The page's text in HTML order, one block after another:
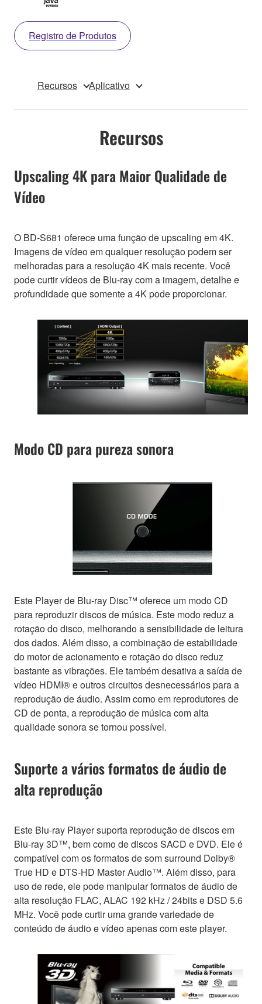
Registro de Produtos
Recursos Aplicativo
Recursos
Upscaling 4K para Maior Qualidade de
Vídeo
O BD-S681 oferece uma função de upscaling em 4K.
Imagens de vídeo em qualquer resolução podem ser
melhoradas para a resolução 4K mais recente. Você
pode curtir vídeos de Blu-ray com a imagem, detalhe e
profundidade que somente a 4K pode proporcionar.
Modo CD para pureza sonora
Este Player de Blu-ray Disc™ oferece um modo CD
para reproduzir discos de música. Este modo reduz a
rotação do disco, melhorando a sensibilidade de leitura
dos dados. Além disso, a combinação de estabilidade
do motor de acionamento e rotação do disco reduz
bastante as vibrações. Ele também desativa a saída de
vídeo HDMI® e outros circuitos desnecessários para a
reprodução de áudio. Assim como em reprodutores de
CD de ponta, a reprodução de música com alta
qualidade sonora se tornou possível.
Suporte a vários formatos de áudio de
alta reprodução
Este Blu-ray Player suporta reprodução de discos em
Blu-ray 3D™, bem como de discos SACD e DVD. Ele é
compatível com os formatos de som surround Dolby®
True HD e DTS-HD Master Audio™. Além disso, para
uso de rede, ele pode manipular formatos de áudio de
alta resolução FLAC, ALAC 192 kHz / 24bits e DSD 5.6
MHz. Você pode curtir uma grande variedade de
conteúdo de áudio e vídeo apenas com este player.